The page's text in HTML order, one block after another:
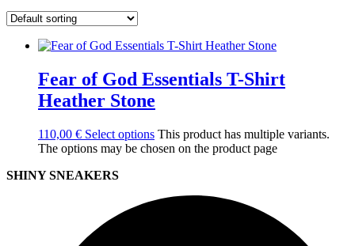
Fear of God Essentials T-Shirt
Heather Stone
110,00 € Select options This product has multiple variants.
The options may be chosen on the product page
SHINY SNEAKERS